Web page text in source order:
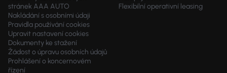
stránek AAA AUTO
Nakládání s osobními údaji
Pravidla používání cookies
Upravit nastavení cookies
Dokumenty ke stažení
Žádost o úpravu osobních údajů
Prohlášení o koncernovém
řízení
Flexibilní operativní leasing